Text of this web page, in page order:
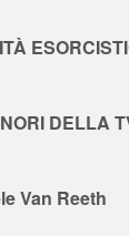
DELLA
Van Reeth